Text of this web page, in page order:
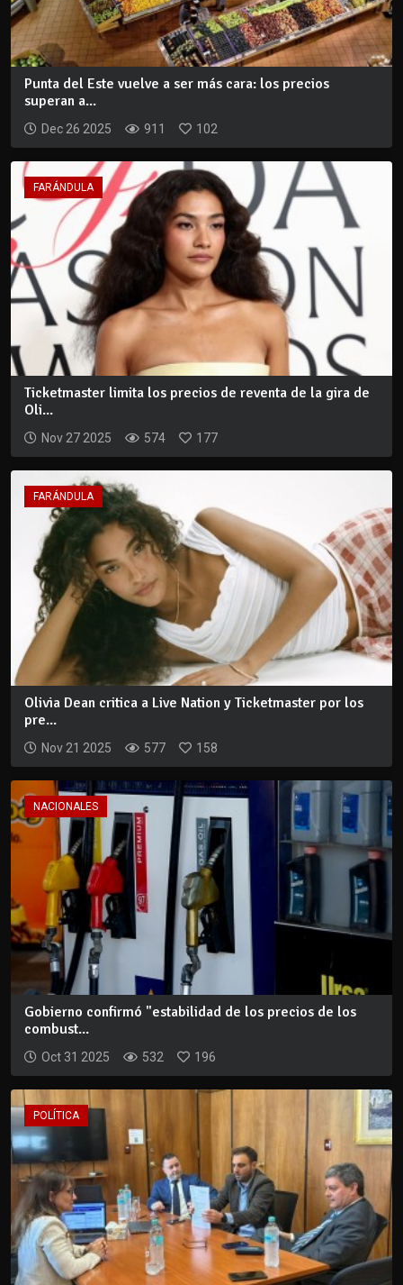
Punta del Este vuelve a ser más cara: los precios
superan a...
Dec 26 2025 911 102
FARÁNDULA
Ticketmaster limita los precios de reventa de la gira de
Oli...
Nov 27 2025 574 177
FARÁNDULA
Olivia Dean critica a Live Nation y Ticketmaster por los
pre...
Nov 21 2025 577 158
NACIONALES
Gobierno confirmó "estabilidad de los precios de los
combust...
Oct 31 2025 532 196
POLÍTICA